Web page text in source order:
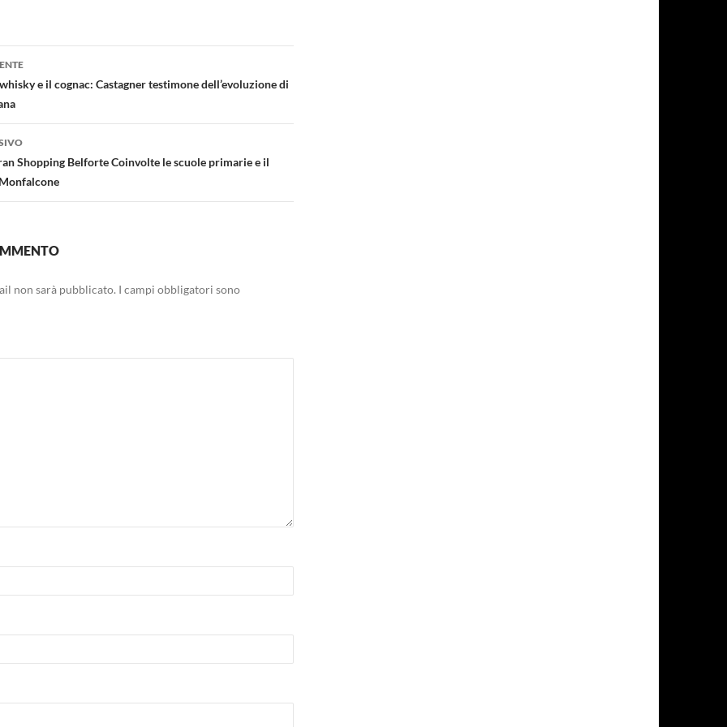
e il cognac: Castagner testimone dell’evoluzione di
Shopping Belforte Coinvolte le scuole primarie e il
non sarà pubblicato. I campi obbligatori sono